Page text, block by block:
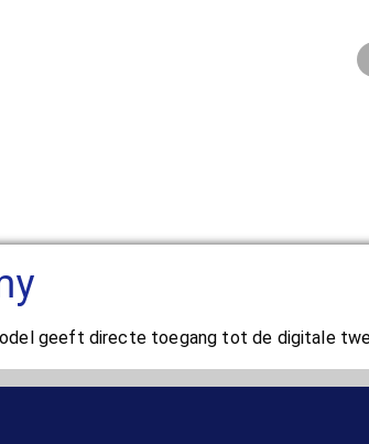
geeft directe toegang tot de digitale